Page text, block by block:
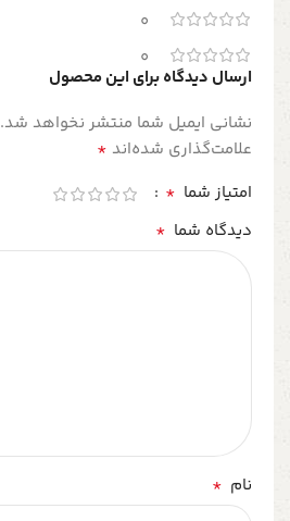
0
0
ارسال دیدگاه برای این محصول
نشانی ایمیل شما منتشر نخواهد شد.
علامت‌گذاری شده‌اند *
امتیاز شما *
دیدگاه شما *
نام *